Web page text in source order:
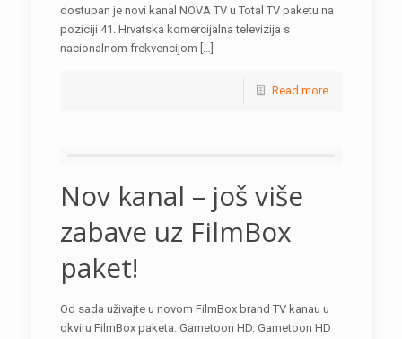
dostupan je novi kanal NOVA TV u Total TV paketu na
poziciji 41. Hrvatska komercijalna televizija s
nacionalnom frekvencijom […]
Read more
Nov kanal – još više
zabave uz FilmBox
paket!
Od sada uživajte u novom FilmBox brand TV kanau u
okviru FilmBox paketa: Gametoon HD. Gametoon HD